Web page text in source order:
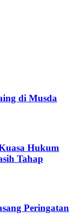
di Musda
Hukum
Tahap
Peringatan